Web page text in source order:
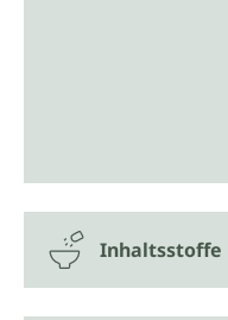
Inhaltsstoffe